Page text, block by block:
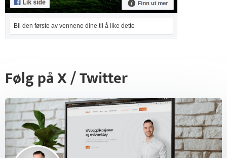
Bli den første av vennene dine til å like dette
Følg på X / Twitter